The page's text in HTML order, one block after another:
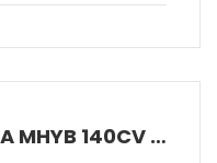
QASHQAI N-CONNECTA MHYB 140CV MT 2W